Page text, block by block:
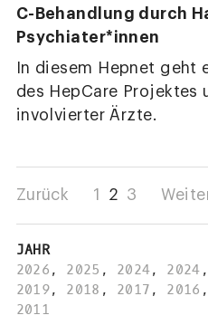
C-Behandlung durch
Psychiater*innen
In diesem Hepnet geht
des HepCare Projektes
involvierter Ärzte.
Zurück 1 2 3
JAHR
2026 , 2025 , 2024, 2024 ,
2019, 2018 , 2017 , 2016 ,
2011